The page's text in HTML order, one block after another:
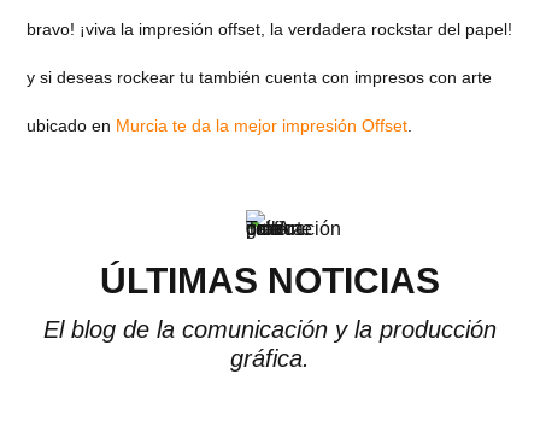
bravo! ¡viva la impresión offset, la verdadera rockstar del papel!
y si deseas rockear tu también cuenta con impresos con arte
ubicado en Murcia te da la mejor impresión Offset
ÚLTIMAS NOTICIAS
El blog de la comunicación y la producción
gráfica.